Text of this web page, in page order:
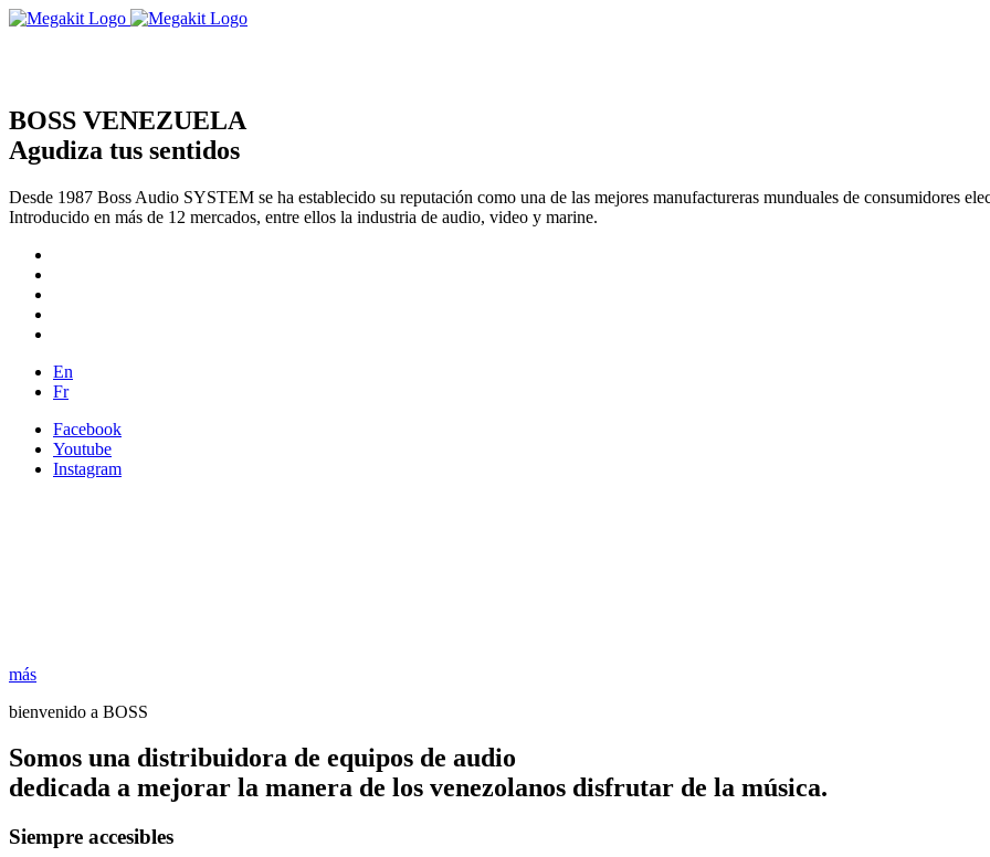
BOSS VENEZUELA
Agudiza tus sentidos
Desde 1987 Boss Audio SYSTEM se ha establecido su reputación como una de las mejores manufactureras munduales de consumidores
Introducido en más de 12 mercados, entre ellos la industria de audio, video y marine.
En
Fr
Facebook
Youtube
Instagram
más
bienvenido a BOSS
Somos una distribuidora de equipos de audio
dedicada a mejorar la manera de los venezolanos disfrutar de la música.
Siempre accesibles